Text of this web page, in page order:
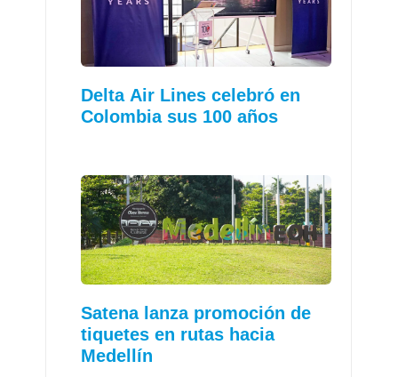
Delta Air Lines celebró en
Colombia sus 100 años
Satena lanza promoción de
tiquetes en rutas hacia
Medellín